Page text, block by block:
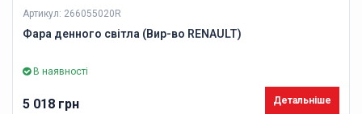
Артикул: 266055020R
Фара денного світла (Вир-во RENAULT)
В наявності
5 018 грн Детальніше